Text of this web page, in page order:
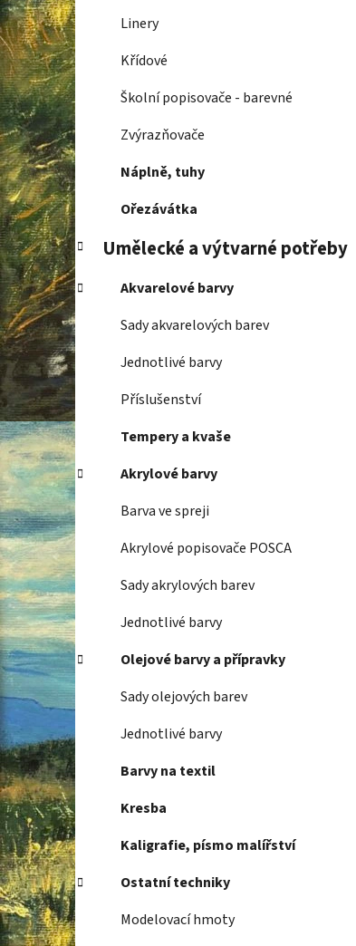
l
Linery
Křídové
Školní popisovače - barevné
Zvýrazňovače
Náplně, tuhy
Ořezávátka
Umělecké a výtvarné potřeby
Akvarelové barvy
Sady akvarelových barev
Jednotlivé barvy
Příslušenství
Tempery a kvaše
Akrylové barvy
Barva ve spreji
Akrylové popisovače POSCA
Sady akrylových barev
Jednotlivé barvy
Olejové barvy a přípravky
Sady olejových barev
Jednotlivé barvy
Barvy na textil
Kresba
Kaligrafie, písmo malířství
Ostatní techniky
Modelovací hmoty